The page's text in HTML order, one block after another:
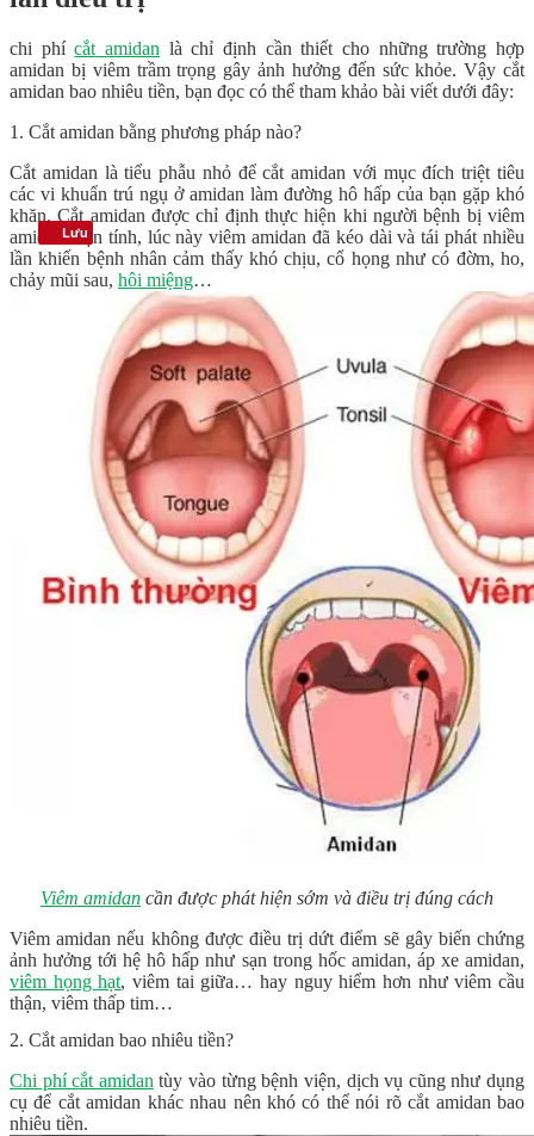
chi phícắt amidan là chỉ định cần thiết cho những trường hợp
amidan bị viêm trầm trọng gây ảnh hưởng đến sức khỏe. Vậy cắt
amidan bao nhiêu tiền, bạn đọc có thể tham khảo bài viết dưới đây:
1. Cắt amidan bằng phương pháp nào?
Cắt amidan là tiểu phẫu nhỏ để cắt amidan với mục đích triệt tiêu
các vi khuẩn trú ngụ ở amidan làm đường hô hấp của bạn gặp khó
khăn. Cắt amidan được chỉ định thực hiện khi người bệnh bị viêm
amidan mạn tính, lúc này viêm amidan đã kéo dài và tái phát nhiều
lần khiến bệnh nhân cảm thấy khó chịu, cổ họng như có đờm, ho,
chảy mũi sau, hôi miệng…
Viêm amidan cần được phát hiện sớm và điều trị đúng cách
Viêm amidan nếu không được điều trị dứt điểm sẽ gây biến chứng
ảnh hưởng tới hệ hô hấp như sạn trong hốc amidan, áp xe amidan,
viêm họng hạt, viêm tai giữa… hay nguy hiểm hơn như viêm cầu
thận, viêm thấp tim…
2. Cắt amidan bao nhiêu tiền?
Chi phí cắt amidan tùy vào từng bệnh viện, dịch vụ cũng như dụng
cụ để cắt amidan khác nhau nên khó có thể nói rõ cắt amidan bao
nhiêu tiền.
Lưu